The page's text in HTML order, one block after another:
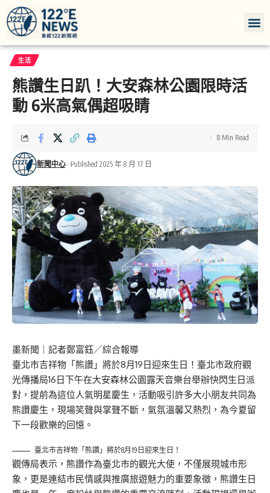
生活
熊讚生日趴！大安森林公園限時活
動 6米高氣偶超吸睛
新聞中心 Published 2025 年 8 月 17 日
8 Min Read
墨新聞
｜記者鄭富鈺／綜合報導
臺北市吉祥物「熊讚」將於8月19日迎來生日！臺北市政府觀
光傳播局16日下午在大安森林公園露天音樂台舉辦快閃生日派
對，提前為這位人氣明星慶生，活動吸引許多大小朋友共同為
熊讚慶生，現場笑聲與掌聲不斷，氣氛溫馨又熱烈，為今夏留
下一段歡樂的回憶。
臺北市吉祥物「熊讚」將於8月19日迎來生日！
觀傳局表示，熊讚作為臺北市的觀光大使，不僅展現城市形
象，更是連結市民情感與推廣旅遊魅力的重要象徵，熊讚生日